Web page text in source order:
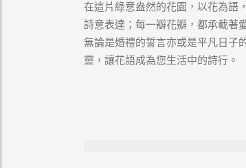
在這片綠意盎然的花園，以花為語
詩意表達；每一瓣花瓣，都承載著
無論是婚禮的誓言亦或是平凡日子
靈，讓花語成為您生活中的詩行。